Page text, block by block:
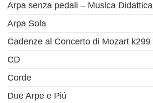
Arpa senza pedali – Musica Didattica
Arpa Sola
Cadenze al Concerto di Mozart k299
CD
Corde
Due Arpe e Più